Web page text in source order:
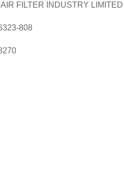
FILTER INDUSTRY LIMITED
808